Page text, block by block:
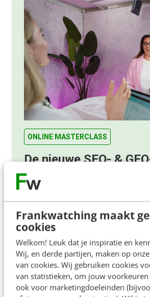
Frankwatching maakt
cookies
Welkom! Leuk dat je inspiratie en
Wij, en derde partijen, maken op
van cookies. Wij gebruiken cookies
van statistieken, om jouw
ook voor marketingdoeleinden
ONLINE MASTERCLASS
De nieuwe SEO- &
spelregels
In 2,5 uur van Google-first naar AI-
content beter gevonden. Schrijf je
direct.
Meer weten